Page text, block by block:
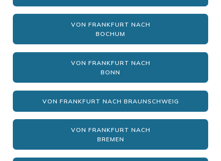
VON FRANKFURT NACH
BOCHUM
VON FRANKFURT NACH
BONN
VON FRANKFURT NACH BRAUNSCHWEIG
VON FRANKFURT NACH
BREMEN